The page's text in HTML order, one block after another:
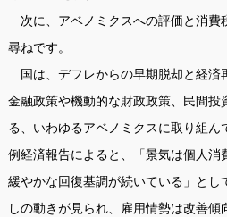
次に、アベノミクスへの評価と消費
尋ねです。
国は、デフレからの早期脱却と経済
金融政策や機動的な財政政策、民間投
る、いわゆるアベノミクスに取り組ん
例経済報告によると、「景気は個人消
緩やかな回復基調が続いている」とし
しの動きが見られ、雇用情勢は改善